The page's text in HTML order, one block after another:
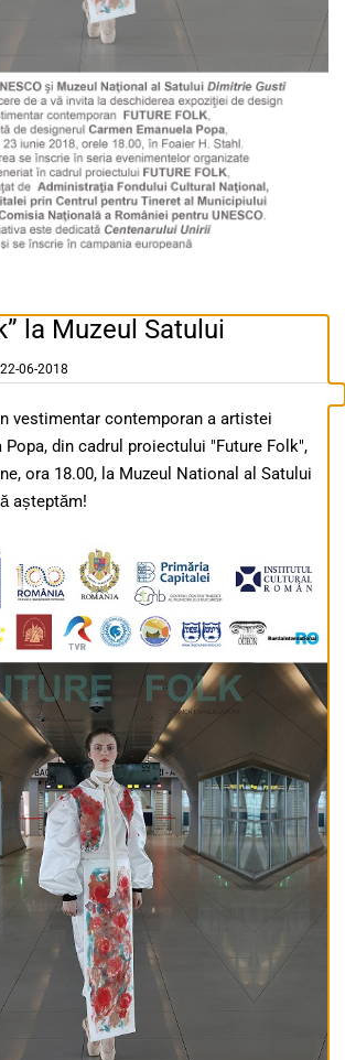
la Muzeul Satului
06-2018
vestimentar contemporan a artistei
Popa, din cadrul proiectului "Future Folk",
ora 18.00, la Muzeul National al Satului
așteptăm!